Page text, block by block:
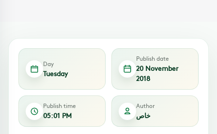
Day
Tuesday
Publish date
20 November
2018
Publish time
05:01 PM
Author
خاص